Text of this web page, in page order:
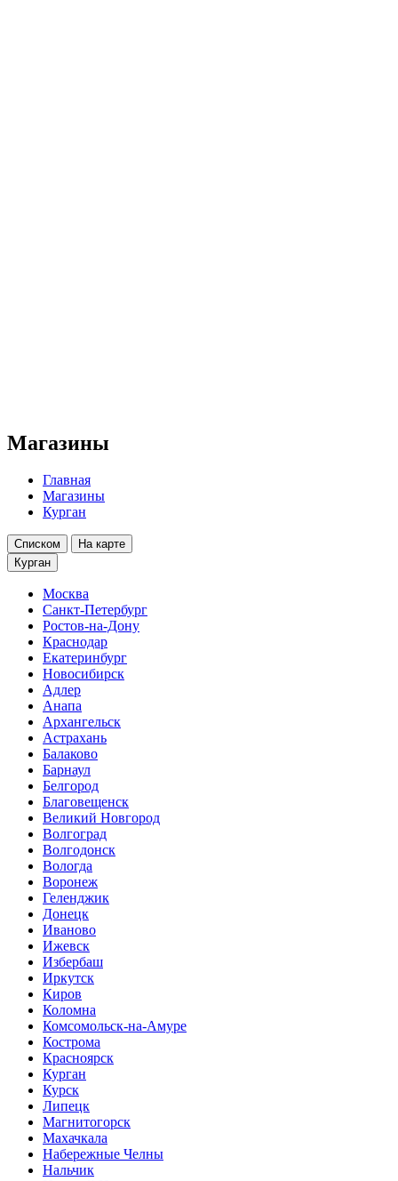
Магазины
Главная
Магазины
Курган
Списком
На карте
Курган
Москва
Санкт-Петербург
Ростов-на-Дону
Краснодар
Екатеринбург
Новосибирск
Адлер
Анапа
Архангельск
Астрахань
Балаково
Барнаул
Белгород
Благовещенск
Великий Новгород
Волгоград
Волгодонск
Вологда
Воронеж
Геленджик
Донецк
Иваново
Ижевск
Избербаш
Иркутск
Киров
Коломна
Комсомольск-на-Амуре
Кострома
Красноярск
Курган
Курск
Липецк
Магнитогорск
Махачкала
Набережные Челны
Нальчик